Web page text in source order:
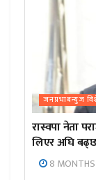
जनप्रभाबन्युज
रास्वपा नेता
लिएर अघि
8